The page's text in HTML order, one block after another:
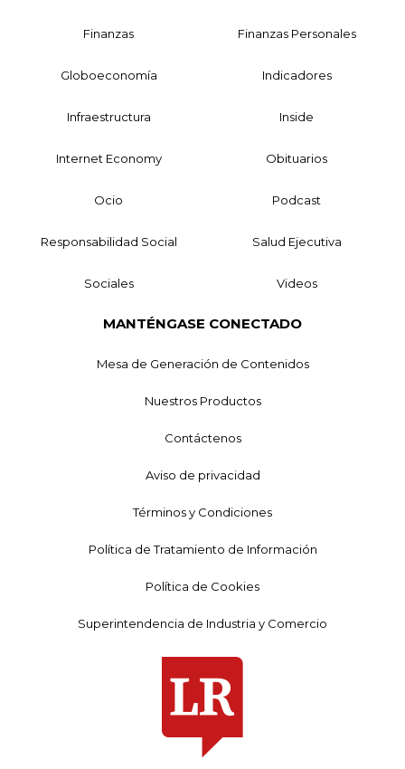
Finanzas Finanzas Personales
Globoeconomía Indicadores
Infraestructura Inside
Internet Economy Obituarios
Ocio Podcast
Responsabilidad Social Salud Ejecutiva
Sociales Videos
MANTÉNGASE CONECTADO
Mesa de Generación de Contenidos
Nuestros Productos
Contáctenos
Aviso de privacidad
Términos y Condiciones
Política de Tratamiento de Información
Política de Cookies
Superintendencia de Industria y Comercio